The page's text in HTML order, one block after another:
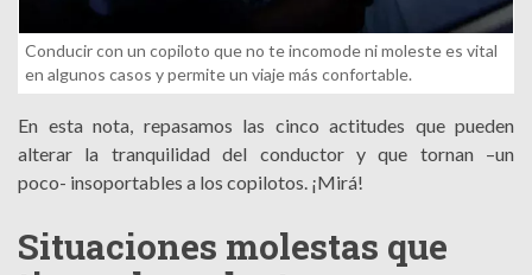
Conducir con un copiloto que no te incomode ni moleste es vital
en algunos casos y permite un viaje más confortable.
En esta nota, repasamos las cinco actitudes que pueden
alterar la tranquilidad del conductor y que tornan –un
poco- insoportables a los copilotos. ¡Mirá!
Situaciones molestas que